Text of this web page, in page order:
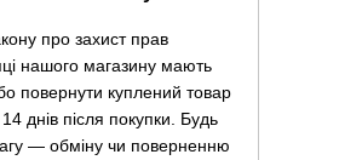
про захист прав
нашого магазину мають
повернути куплений товар
днів після покупки. Будь
— обміну чи поверненню